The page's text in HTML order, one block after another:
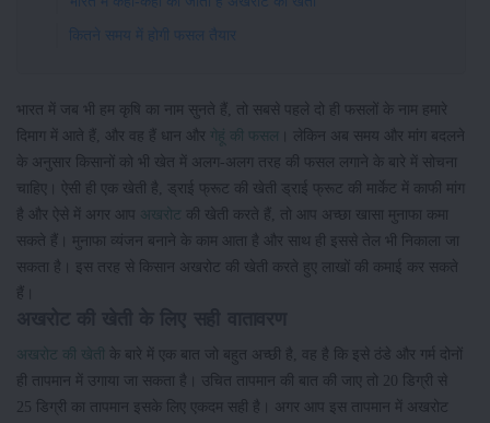
कितने समय में होगी फसल तैयार
भारत में जब भी हम कृषि का नाम सुनते हैं, तो सबसे पहले दो ही फसलों के नाम हमारे
दिमाग में आते हैं, और वह हैं धान और गेहूं की फसल । लेकिन अब समय और मांग बदलने
के अनुसार किसानों को भी खेत में अलग-अलग तरह की फसल लगाने के बारे में सोचना
चाहिए। ऐसी ही एक खेती है, ड्राई फ्रूट की खेती ड्राई फ्रूट की मार्केट में काफी मांग
है और ऐसे में अगर आप
अखरोट
की खेती करते हैं, तो आप अच्छा खासा मुनाफा कमा
सकते हैं। मुनाफा व्यंजन बनाने के काम आता है और साथ ही इससे तेल भी निकाला जा
सकता है। इस तरह से किसान अखरोट की खेती करते हुए लाखों की कमाई कर सकते
हैं।
अखरोट की खेती
के बारे में एक बात जो बहुत अच्छी है, वह है कि इसे ठंडे और गर्म दोनों
ही तापमान में उगाया जा सकता है। उचित तापमान की बात की जाए तो 20 डिग्री से
25 डिग्री का तापमान इसके लिए एकदम सही है। अगर आप इस तापमान में अखरोट